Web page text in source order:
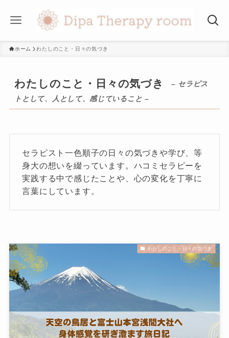
ホーム わたしのこと・日々の気づき
わたしのこと・日々の気づき
– セラピス
トとして、人として、感じていること –
セラピスト一色順子の日々の気づきや学び、等
身大の想いを綴っています。ハコミセラピーを
実践する中で感じたことや、心の変化を丁寧に
言葉にしています。
わたしのこと・日々の気づき